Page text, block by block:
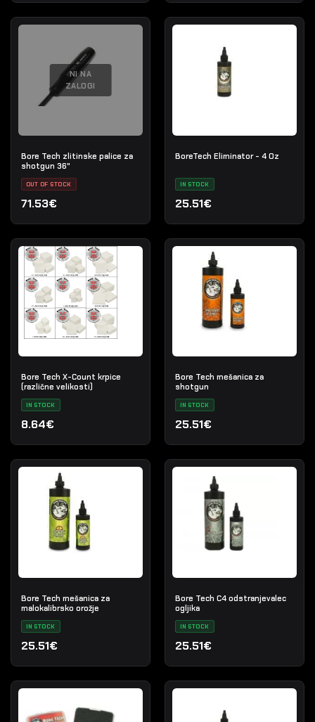
NI NA
ZALOGI
Bore Tech zlitinske palice za
shotgun 36"
OUT OF STOCK
71.53€
BoreTech Eliminator - 4 Oz
IN STOCK
25.51€
Bore Tech X-Count krpice
(različne velikosti)
IN STOCK
8.64€
Bore Tech mešanica za
shotgun
IN STOCK
25.51€
Bore Tech mešanica za
malokalibrsko orožje
IN STOCK
25.51€
Bore Tech C4 odstranjevalec
ogljika
IN STOCK
25.51€